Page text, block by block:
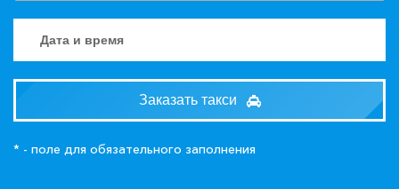
Заказать такси
* - поле для обязательного заполнения